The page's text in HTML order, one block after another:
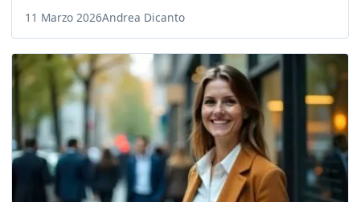
11 Marzo 2026Andrea Dicanto